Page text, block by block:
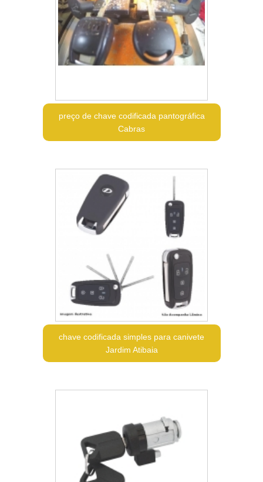
preço de chave codificada pantográfica
Cabras
chave codificada simples para canivete
Jardim Atibaia